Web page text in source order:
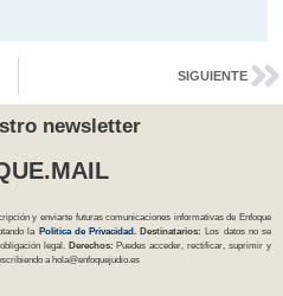
SIGUIENTE
newsletter
y enviarte futuras comunicaciones informativas de Enfoque
la Política de Privacidad . Destinatarios: Los datos no se
legal. Derechos: Puedes acceder, rectificar, suprimir y
a hola@enfoquejudio.es